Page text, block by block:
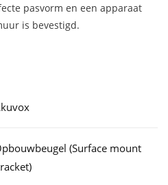
pasvorm en een apparaat
is bevestigd.
(Surface mount